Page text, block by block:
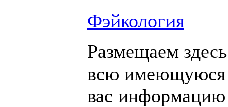
Фэйкология
Размещаем здесь
всю имеющуюся
вас